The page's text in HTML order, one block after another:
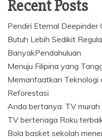
Recent Posts
Pendiri Eternal Deepinder
Butuh Lebih Sedikit
BanyakPendahuluan
Menuju Filipina yang
Memanfaatkan Teknologi
Reforestasi
Anda bertanya: TV
TV bertenaga Roku
Bola basket sekolah